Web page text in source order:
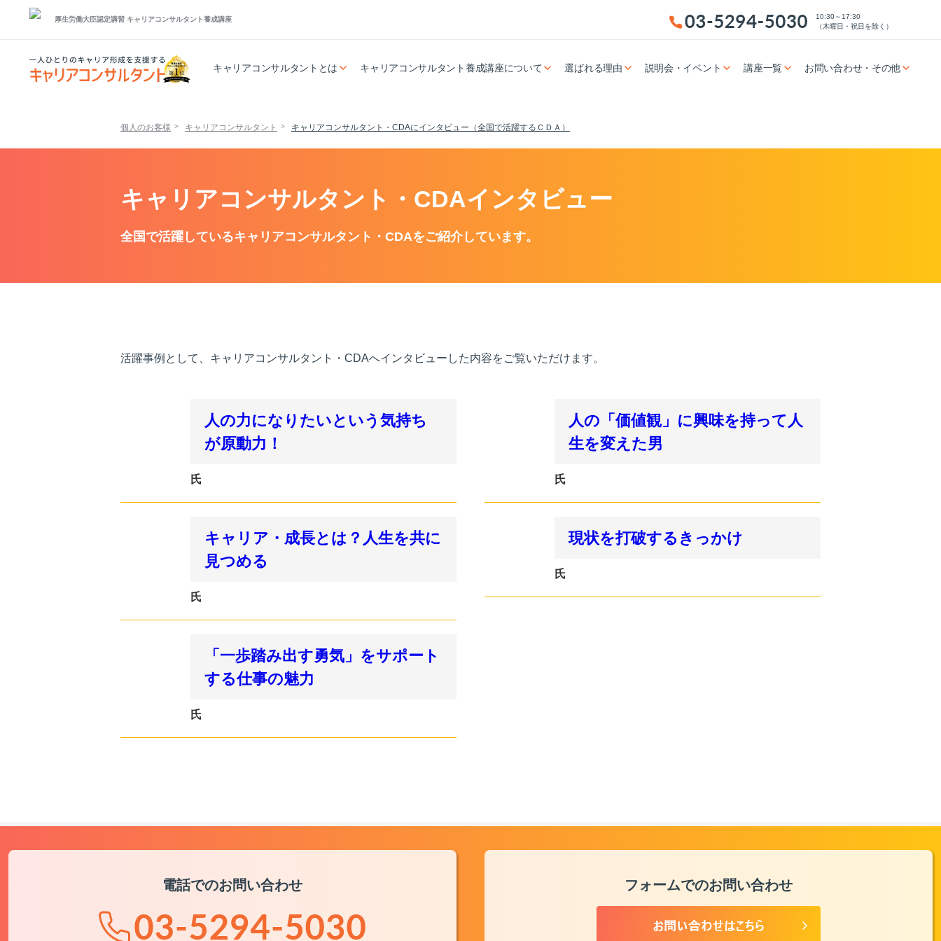
厚生労働大臣認定講習 キャリアコンサルタント養成講座
10:30～17:30
（木曜日・祝日を除く）
キャリアコンサルタントとは キャリアコンサルタント養成講座について 選ばれる理由 説明会・イベント 講座一覧 お問い合わせ・その他
個人のお客様 キャリアコンサルタント キャリアコンサルタント・CDAにインタビュー（全国で活躍するＣＤＡ）
キャリアコンサルタント・CDAインタビュー
全国で活躍しているキャリアコンサルタント・CDAをご紹介しています。
活躍事例として、キャリアコンサルタント・CDAへインタビューした内容をご覧いただけます。
人の力になりたいという気持ち
が原動力！
氏
人の「価値観」に興味を持って人
生を変えた男
氏
キャリア・成長とは？人生を共に
見つめる
氏
現状を打破するきっかけ
氏
「一歩踏み出す勇気」をサポート
する仕事の魅力
氏
電話でのお問い合わせ フォームでのお問い合わせ